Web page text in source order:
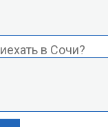
в Сочи?